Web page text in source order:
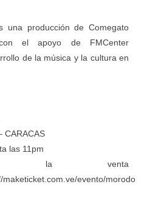
una producción de Comegato
el apoyo de FMCenter
de la música y la cultura en
CARACAS
las 11pm
A la venta
maketicket.com.ve/evento/morodo